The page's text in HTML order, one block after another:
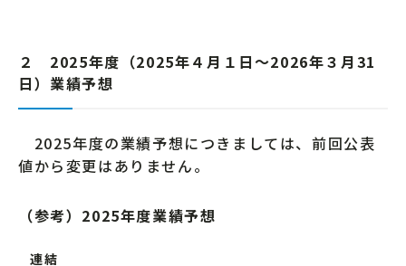
２ 2025年度（2025年４月１日～2026年３月31
日）業績予想
2025年度の業績予想につきましては、前回公表
値から変更はありません。
（参考）2025年度業績予想
連結